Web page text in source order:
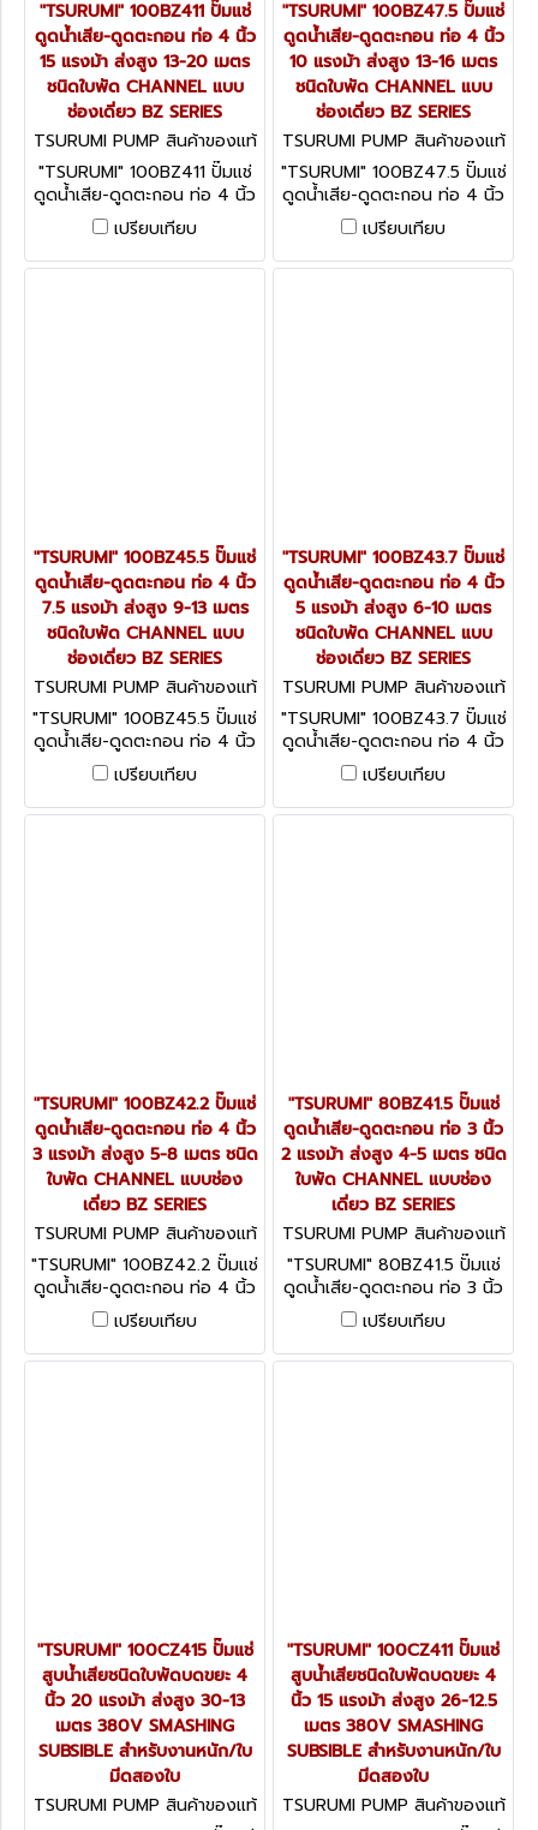
"TSURUMI" 100BZ411 ปั๊มแช่
ดูดน้ำเสีย-ดูดตะกอน ท่อ 4 นิ้ว
15 แรงม้า ส่งสูง 13-20 เมตร
ชนิดใบพัด CHANNEL แบบ
ช่องเดี่ยว BZ SERIES
TSURUMI PUMP สินค้าของแท้
จากโรงงานผู้ผลิต 100BZ411
"TSURUMI" 100BZ411 ปั๊มแช่
ดูดน้ำเสีย-ดูดตะกอน ท่อ 4 นิ้ว
15 แรงม้า ส่งสูง 13-20 เมตร
ชนิดใบพัด CHANNEL แบบช่อง
เดี่ยว BZ SERIES
เปรียบเทียบ
"TSURUMI" 100BZ47.5 ปั๊มแช่
ดูดน้ำเสีย-ดูดตะกอน ท่อ 4 นิ้ว
10 แรงม้า ส่งสูง 13-16 เมตร
ชนิดใบพัด CHANNEL แบบ
ช่องเดี่ยว BZ SERIES
TSURUMI PUMP สินค้าของแท้
จากโรงงานผู้ผลิต 100BZ47.5
"TSURUMI" 100BZ47.5 ปั๊มแช่
ดูดน้ำเสีย-ดูดตะกอน ท่อ 4 นิ้ว
10 แรงม้า ส่งสูง 13-16 เมตร
ชนิดใบพัด CHANNEL แบบช่อง
เดี่ยว BZ SERIES
เปรียบเทียบ
"TSURUMI" 100BZ45.5 ปั๊มแช่
ดูดน้ำเสีย-ดูดตะกอน ท่อ 4 นิ้ว
7.5 แรงม้า ส่งสูง 9-13 เมตร
ชนิดใบพัด CHANNEL แบบ
ช่องเดี่ยว BZ SERIES
TSURUMI PUMP สินค้าของแท้
จากโรงงานผู้ผลิต 100BZ45.5
"TSURUMI" 100BZ45.5 ปั๊มแช่
ดูดน้ำเสีย-ดูดตะกอน ท่อ 4 นิ้ว
7.5 แรงม้า ส่งสูง 9-13 เมตร
ชนิดใบพัด CHANNEL แบบช่อง
เดี่ยว BZ SERIES
เปรียบเทียบ
"TSURUMI" 100BZ43.7 ปั๊มแช่
ดูดน้ำเสีย-ดูดตะกอน ท่อ 4 นิ้ว
5 แรงม้า ส่งสูง 6-10 เมตร
ชนิดใบพัด CHANNEL แบบ
ช่องเดี่ยว BZ SERIES
TSURUMI PUMP สินค้าของแท้
จากโรงงานผู้ผลิต 100BZ43.7
"TSURUMI" 100BZ43.7 ปั๊มแช่
ดูดน้ำเสีย-ดูดตะกอน ท่อ 4 นิ้ว
5 แรงม้า ส่งสูง 6-10 เมตร
ชนิดใบพัด CHANNEL แบบช่อง
เดี่ยว BZ SERIES
เปรียบเทียบ
"TSURUMI" 100BZ42.2 ปั๊มแช่
ดูดน้ำเสีย-ดูดตะกอน ท่อ 4 นิ้ว
3 แรงม้า ส่งสูง 5-8 เมตร ชนิด
ใบพัด CHANNEL แบบช่อง
เดี่ยว BZ SERIES
TSURUMI PUMP สินค้าของแท้
จากโรงงานผู้ผลิต 100BZ42.2
"TSURUMI" 100BZ42.2 ปั๊มแช่
ดูดน้ำเสีย-ดูดตะกอน ท่อ 4 นิ้ว
3 แรงม้า ส่งสูง 5-8 เมตร ชนิด
ใบพัด CHANNEL แบบช่อง
เดี่ยว BZ SERIES
เปรียบเทียบ
"TSURUMI" 80BZ41.5 ปั๊มแช่
ดูดน้ำเสีย-ดูดตะกอน ท่อ 3 นิ้ว
2 แรงม้า ส่งสูง 4-5 เมตร ชนิด
ใบพัด CHANNEL แบบช่อง
เดี่ยว BZ SERIES
TSURUMI PUMP สินค้าของแท้
จากโรงงานผู้ผลิต 80BZ41.5
"TSURUMI" 80BZ41.5 ปั๊มแช่
ดูดน้ำเสีย-ดูดตะกอน ท่อ 3 นิ้ว
2 แรงม้า ส่งสูง 4-5 เมตร
ชนิดใบพัด CHANNEL แบบช่อง
เดี่ยว BZ SERIES
เปรียบเทียบ
"TSURUMI" 100CZ415 ปั๊มแช่
สูบน้ำเสียชนิดใบพัดบดขยะ 4
นิ้ว 20 แรงม้า ส่งสูง 30-13
เมตร 380V SMASHING
SUBSIBLE สำหรับงานหนัก/ใบ
มีดสองใบ
TSURUMI PUMP สินค้าของแท้
"TSURUMI" 100CZ411 ปั๊มแช่
สูบน้ำเสียชนิดใบพัดบดขยะ 4
นิ้ว 15 แรงม้า ส่งสูง 26-12.5
เมตร 380V SMASHING
SUBSIBLE สำหรับงานหนัก/ใบ
มีดสองใบ
TSURUMI PUMP สินค้าของแท้